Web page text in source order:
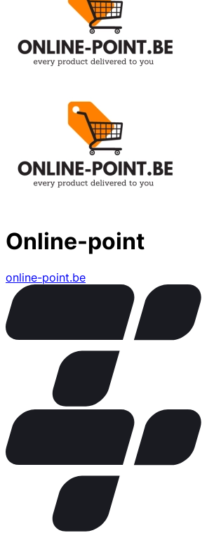
Online-point
online-point.be